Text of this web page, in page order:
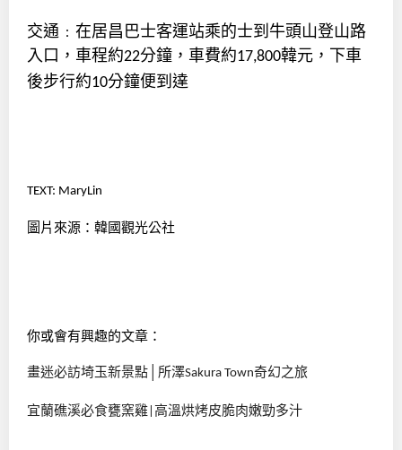
交通﹕在居昌巴士客運站乘的士到牛頭山登山路
入口，車程約22分鐘，車費約17,800韓元，下車
後步行約10分鐘便到達
TEXT: MaryLin
圖片來源：韓國觀光公社
你或會有興趣的文章：
畫迷必訪埼玉新景點│所澤Sakura Town奇幻之旅
宜蘭礁溪必食甕窯雞 高溫烘烤皮脆肉嫩勁多汁